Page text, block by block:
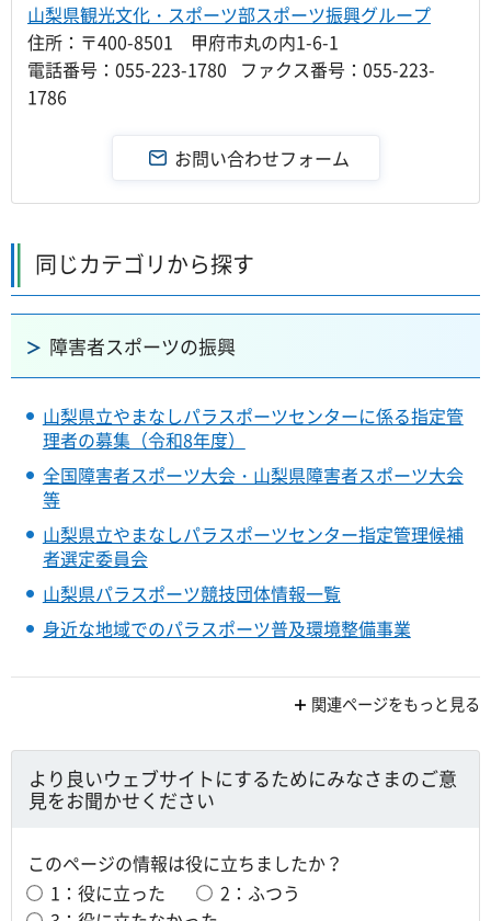
山梨県観光文化・スポーツ部スポーツ振興グループ
住所：〒400-8501 甲府市丸の内1-6-1
電話番号：055-223-1780 ファクス番号：055-223-
1786
同じカテゴリから探す
障害者スポーツの振興
山梨県立やまなしパラスポーツセンターに係る指定管
理者の募集（令和8年度）
全国障害者スポーツ大会・山梨県障害者スポーツ大会
等
山梨県立やまなしパラスポーツセンター指定管理候補
者選定委員会
山梨県パラスポーツ競技団体情報一覧
身近な地域でのパラスポーツ普及環境整備事業
関連ページをもっと見る
より良いウェブサイトにするためにみなさまのご意
見をお聞かせください
このページの情報は役に立ちましたか？
1：役に立った
2：ふつう